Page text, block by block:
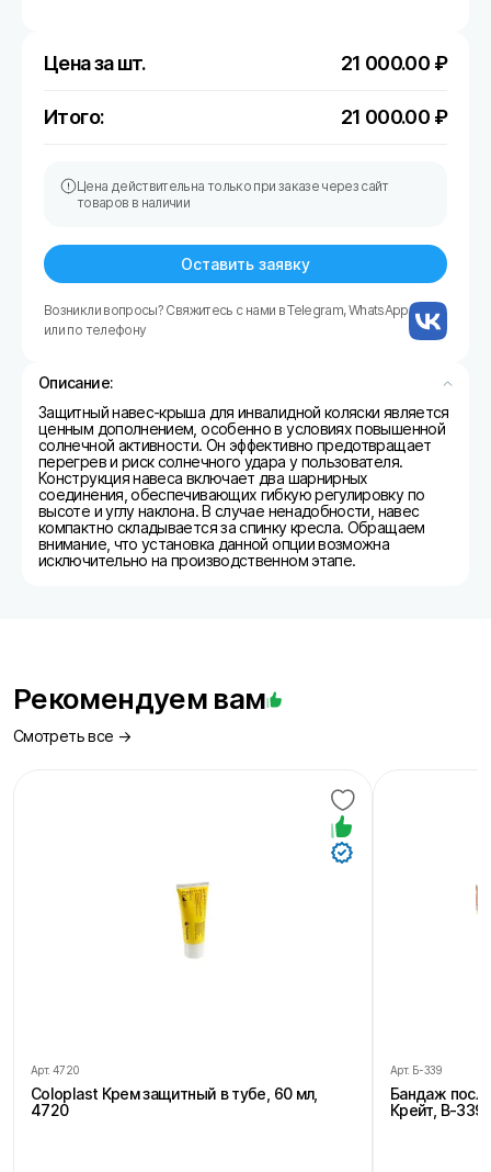
Цена за шт. 21 000.00 ₽
Итого: 21 000.00 ₽
Цена действительна только при заказе через сайт
товаров в наличии
Оставить заявку
Возникли вопросы? Свяжитесь с нами в Telegram, WhatsApp
или по телефону
Описание:
Защитный навес-крыша для инвалидной коляски является
ценным дополнением, особенно в условиях повышенной
солнечной активности. Он эффективно предотвращает
перегрев и риск солнечного удара у пользователя.
Конструкция навеса включает два шарнирных
соединения, обеспечивающих гибкую регулировку по
высоте и углу наклона. В случае ненадобности, навес
компактно складывается за спинку кресла. Обращаем
внимание, что установка данной опции возможна
исключительно на производственном этапе.
Рекомендуем вам
Смотреть все →
Арт. 4720
Coloplast Крем защитный в тубе, 60 мл,
4720
Арт. Б-339
Бандаж
Крейт, В-